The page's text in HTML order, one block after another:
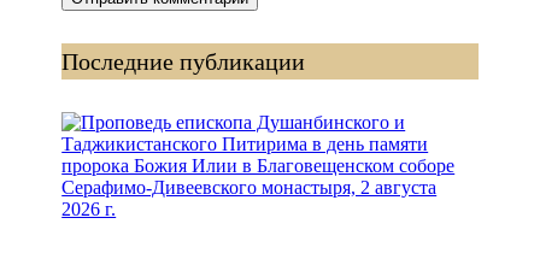
Последние публикации